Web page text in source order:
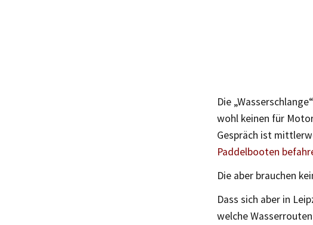
Die
wohl keinen für
Gespräch ist
Paddelbooten
Die aber brauchen
Dass sich aber in
welche